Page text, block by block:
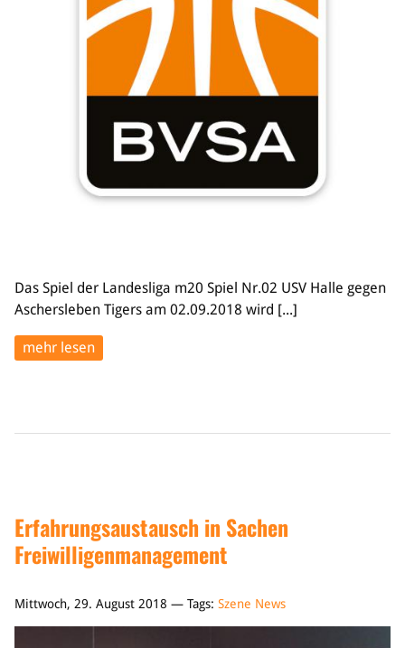
Das Spiel der Landesliga m20 Spiel Nr.02 USV Halle gegen
Aschersleben Tigers am 02.09.2018 wird [...]
mehr lesen
Erfahrungsaustausch in Sachen
Freiwilligenmanagement
Mittwoch, 29. August 2018 — Tags: Szene News